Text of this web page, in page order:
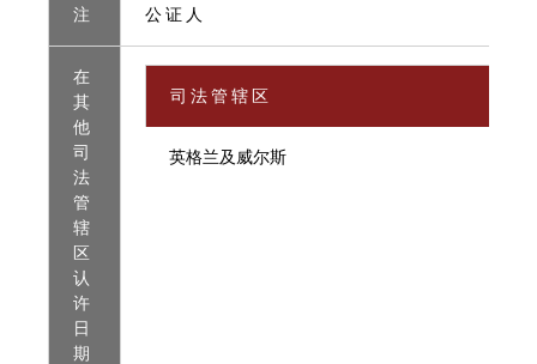
注
公 证 人
在
其
他
司
法
管
辖
区
认
许
日
期
司 法 管 辖 区
英格兰及威尔斯